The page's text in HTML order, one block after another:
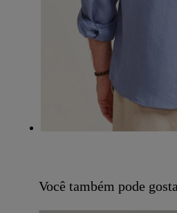
Você também pode